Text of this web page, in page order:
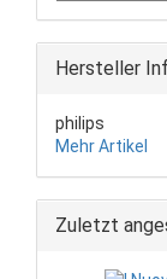
Hersteller
philips
Mehr Artikel
Zuletzt